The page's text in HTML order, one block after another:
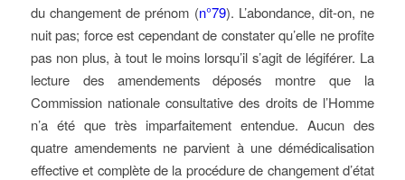
du changement de prénom (n°79). L’abondance, dit-on, ne
nuit pas; force est cependant de constater qu’elle ne profite
pas non plus, à tout le moins lorsqu’il s’agit de légiférer. La
lecture des amendements déposés montre que la
Commission nationale consultative des droits de l’Homme
n’a été que très imparfaitement entendue. Aucun des
quatre amendements ne parvient à une démédicalisation
effective et complète de la procédure de changement d’état